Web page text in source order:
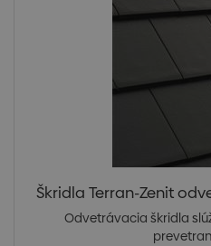
Škridla Terran-Zenit
Odvetrávacia škridla